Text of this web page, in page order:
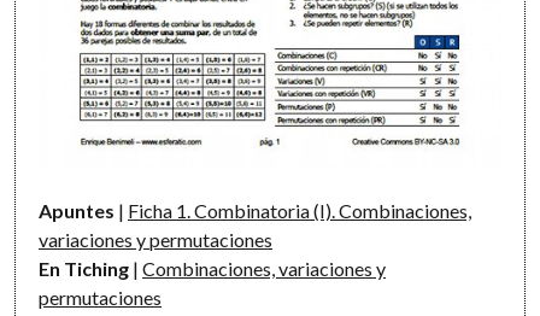
Apuntes | Ficha 1. Combinatoria (I). Combinaciones,
variaciones y permutaciones
En Tiching |Combinaciones, variaciones y
permutaciones